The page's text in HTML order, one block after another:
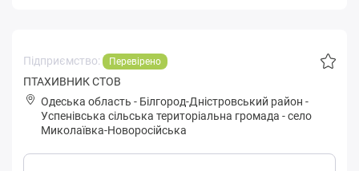
Підприємство: Перевірено
ПТАХИВНИК СТОВ
Одеська область - Білгород-Дністровський район -
Успeнівськa сільська територіальна громада -село
Миколаївка-Новоросійська